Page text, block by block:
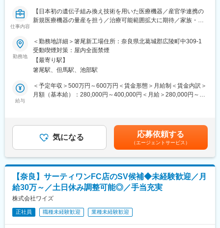
■当社の強み：
画で競合店との差別化を図り、地域密着型のディスカウントスト
アとして愛されています。
・さまざまな指数でのデータ分析でIT技術を活用したり、訴求力
の高い売場づくりを行うことで独自のローコストオペレーション
・当社は創業以来連続の増収を続けています。これからも拡大を
続けるために「2035年に700店舗を出店する」目標を掲げ、本部
は業界別トップクラスに選出されました。
変更の範囲：会社の定める業務
仕事内容
【日本初の遺伝子組み換え技術を用いた医療機器／産官学連携の
新規医療機器の量産を担う／治療可能範囲拡大に期待／家族・住
AMED医工連携事業化推進事業の一員として、難治性の傷を治す
人工タンパク質シルクエラスチンの開発に参画し、量産化の役割
を担う当社において、新規医療機器シルクエラスチン創傷用シー
トの品質保証責任者をご担当いただきます。
■業務内容：
・現場指導／顧客対応
・医療機器製造販売品目の届出
■取り扱い製品シルクエラスチンについて
・産官学連携で開発された人工タンパク質を用いた新規医療機器
日本初の遺伝子組み換え技術を用いた医療機器です。
当社は本製品量産の役割を担っております。
・通常の治療では治りにくい「慢性創傷」と呼ばれる傷に有効
「慢性創傷」は治癒に時間がかかり細菌感染等のリスクが高くな
ります。
勤務地
＜勤務地詳細＞箸尾新工場住所：奈良県北葛城郡広陵町中309-1
受動喫煙対策：屋内全面禁煙
【最寄り駅】
箸尾駅、但馬駅、池部駅
給与
＜予定年収＞500万円～600万円＜賃金形態＞月給制＜賃金内訳＞
月額（基本給）：280,000円～400,000円＜月給＞280,000円～
くまでも目安の金額であり、選考を通じて上下する可能性があり
ます。月給(月額)は固定手当を含めた表記です。
気になる 応募依頼する
（エージェントサービス）
【奈良】サーティワンFC店のSV候補◆未経験歓迎／月
給30万～／土日休み調整可能◎／手当充実
株式会社ワイズ
正社員 職種未経験歓迎 業種未経験歓迎